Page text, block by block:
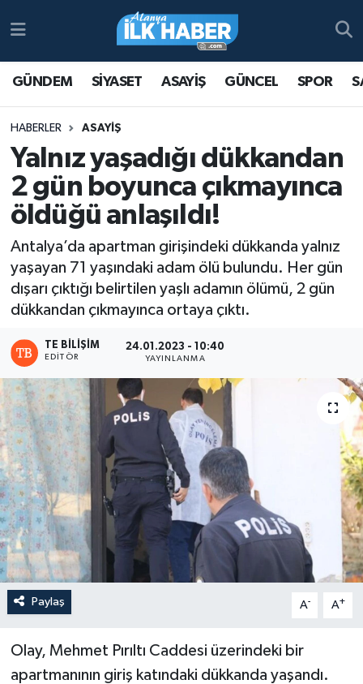
GÜNDEM SİYASET ASAYİŞ GÜNCEL SPOR
HABERLER ASAYİŞ
Yalnız yaşadığı dükkandan
2 gün boyunca çıkmayınca
öldüğü anlaşıldı!
Antalya’da apartman girişindeki dükkanda yalnız
yaşayan 71 yaşındaki adam ölü bulundu. Her gün
dışarı çıktığı belirtilen yaşlı adamın ölümü, 2 gün
dükkandan çıkmayınca ortaya çıktı.
TE BILIŞIM
EDITÖR
24.01.2023 - 10:40
YAYINLANMA
Paylaş A- A+
Olay, Mehmet Pırıltı Caddesi üzerindeki bir
apartmanının giriş katındaki dükkanda yaşandı.
Antalya Nöbetçi Eczaneler
Antalya Namaz Vakitleri
Antalya Trafik Yoğunluk Haritası
Süper Lig Puan Durumu ve Fikstür
Tüm Manşetler
Son Dakika Haberleri
Haber Arşivi